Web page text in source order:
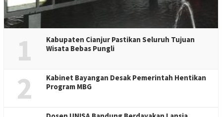
1
Kabupaten Cianjur Pastikan Seluruh Tujuan
Wisata Bebas Pungli
2
Kabinet Bayangan Desak Pemerintah Hentikan
Program MBG